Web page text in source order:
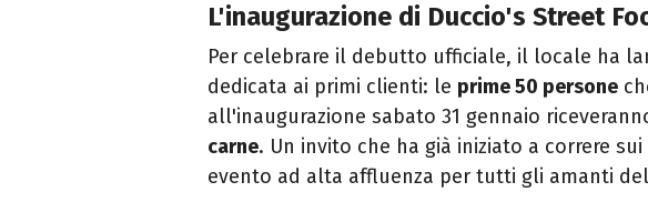
L'inaugurazione di Duccio's Street
Per celebrare il debutto ufficiale, il locale ha
dedicata ai primi clienti: le prime 50 persone
all'inaugurazione sabato 31 gennaio
carne. Un invito che ha già iniziato a correre
evento ad alta affluenza per tutti gli amanti